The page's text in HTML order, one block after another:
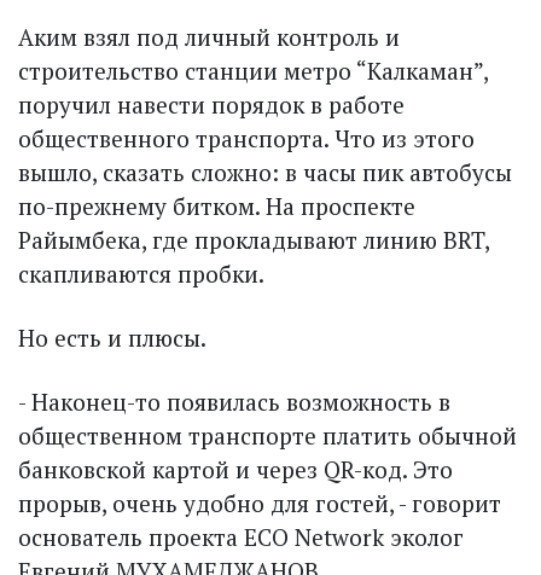
Аким взял под личный конт­роль и
строительство станции метро “Калкаман”,
поручил навести порядок в работе
общественного транспорта. Что из этого
вышло, сказать сложно: в часы пик автобусы
по-прежнему битком. На проспекте
Райымбека, где прокладывают линию BRT,
скапливаются пробки.
Но есть и плюсы.
- Наконец-то появилась возможность в
общественном транспорте платить обычной
банковской картой и через QR-код. Это
прорыв, очень удобно для гостей, - говорит
основатель проекта ECO Network эколог